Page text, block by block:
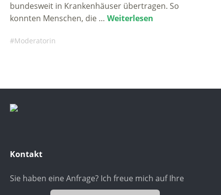
bundesweit in Krankenhäuser übertragen. So
konnten Menschen, die … Weiterlesen
Moderatorin
Kontakt
Sie haben eine Anfrage? Ich freue mich auf Ihre